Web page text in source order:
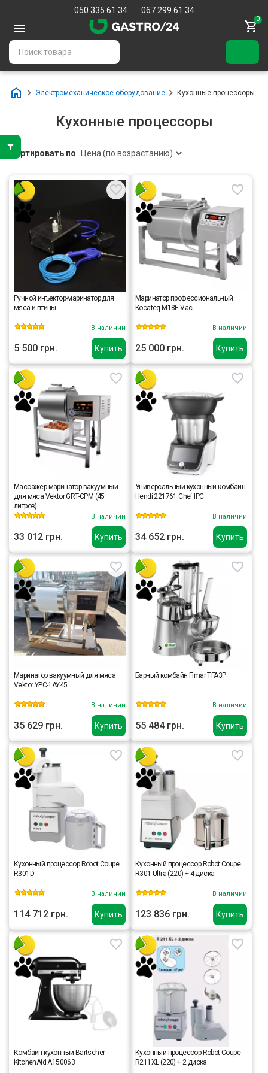
050 335 61 34 067 299 61 34
0
Электромеханическое оборудование Кухонные процессоры
Кухонные процессоры
Сортировать по
Купить
Ручной инъектор-маринатор для
мяса и птицы
В наличии
5 500 грн. Купить
Маринатор профессиональный
Kocateq M18E Vac
В наличии
25 000 грн.
Купить
Массажер маринатор вакуумный
для мяса Vektor GRT-CPM (45
литров)
В наличии
33 012 грн. Купить
Универсальный кухонный комбайн
Hendi 221761 Chef IPC
В наличии
34 652 грн.
Купить
Маринатор вакуумный для мяса
Vektor YPC-1AY45
В наличии
35 629 грн. Купить
Барный комбайн Fimar TFA3P
В наличии
55 484 грн.
Купить
Кухонный процессор Robot Coupe
R301D
В наличии
114 712 грн. Купить
Кухонный процессор Robot Coupe
R301 Ultra (220) + 4 диска
В наличии
123 836 грн.
Комбайн кухонный Bartscher
KitchenAid A150063
Кухонный процессор Robot Coupe
R211XL (220) + 2 диска